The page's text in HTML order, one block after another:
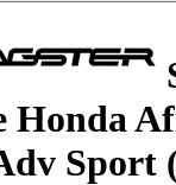
Honda
Sport